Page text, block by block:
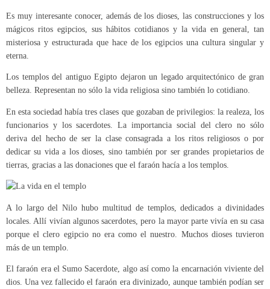
Es muy interesante conocer, además de los dioses, las construcciones y los
mágicos ritos egipcios, sus hábitos cotidianos y la vida en general, tan
misteriosa y estructurada que hace de los egipcios una cultura singular y
eterna.
Los templos del antiguo Egipto dejaron un legado arquitectónico de gran
belleza. Representan no sólo la vida religiosa sino también lo cotidiano.
En esta sociedad había tres clases que gozaban de privilegios: la realeza, los
funcionarios y los sacerdotes. La importancia social del clero no sólo
deriva del hecho de ser la clase consagrada a los ritos religiosos o por
dedicar su vida a los dioses, sino también por ser grandes propietarios de
tierras, gracias a las donaciones que el faraón hacía a los templos.
A lo largo del Nilo hubo multitud de templos, dedicados a divinidades
locales. Allí vivían algunos sacerdotes, pero la mayor parte vivía en su casa
porque el clero egipcio no era como el nuestro. Muchos dioses tuvieron
más de un templo.
El faraón era el Sumo Sacerdote, algo así como la encarnación viviente del
dios. Una vez fallecido el faraón era divinizado, aunque también podían ser